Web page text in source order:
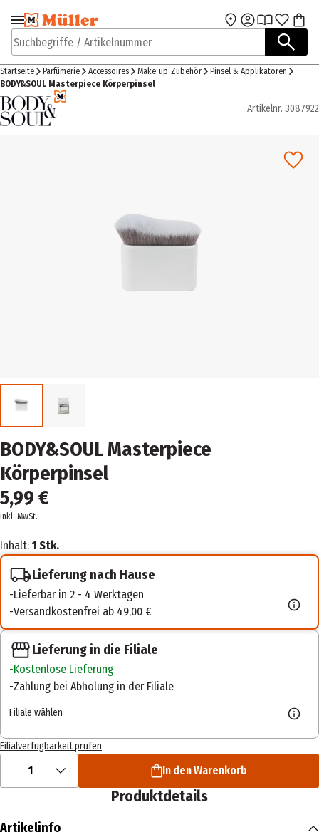
Zur Navigation
springen
Zum Hauptinhalt
Suchbegriffe / Artikelnummer
Startseite Parfümerie Accessoires Make-up-Zubehör
Pinsel & Applikatoren
BODY&SOUL Masterpiece Körperpinsel
Artikelnr. 3087922
BODY&SOUL Masterpiece
Körperpinsel
5,99 €
inkl. MwSt.
Inhalt: 1 Stk.
Lieferung nach Hause
Lieferbar in 2 - 4 Werktagen
Versandkostenfrei ab 49,00 €
Lieferung in die Filiale
Kostenlose Lieferung
Zahlung bei Abholung in der Filiale
Filiale wählen
Filialverfügbarkeit prüfen
1 In den Warenkorb
Produktdetails
Artikelinfo